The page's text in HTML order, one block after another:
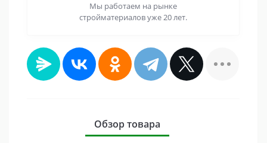
Мы работаем на рынке
стройматериалов уже 20 лет.
Обзор товара